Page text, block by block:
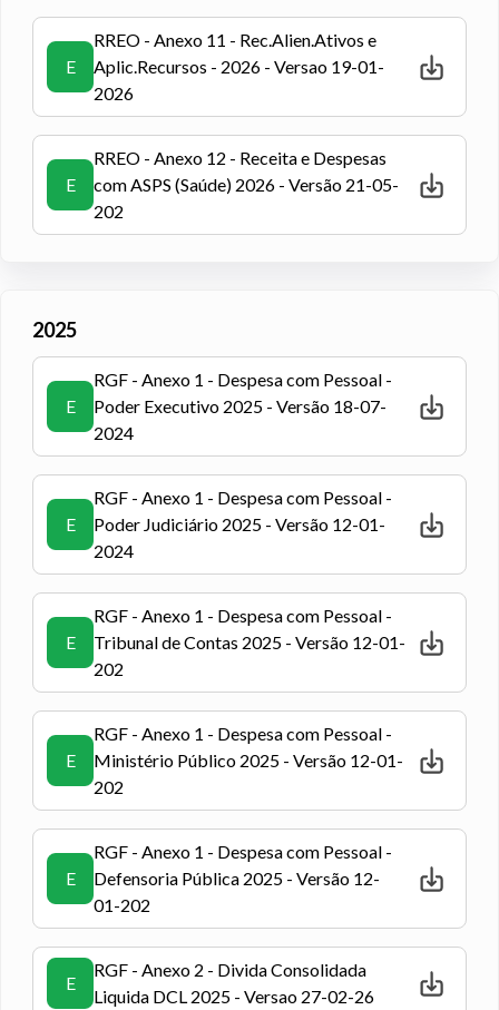
E
RREO - Anexo 11 - Rec.Alien.Ativos e
Aplic.Recursos - 2026 - Versao 19-01-
2026
E
RREO - Anexo 12 - Receita e Despesas
com ASPS (Saúde) 2026 - Versão 21-05-
202
2025
E
RGF - Anexo 1 - Despesa com Pessoal -
Poder Executivo 2025 - Versão 18-07-
2024
E
RGF - Anexo 1 - Despesa com Pessoal -
Poder Judiciário 2025 - Versão 12-01-
2024
E
RGF - Anexo 1 - Despesa com Pessoal -
Tribunal de Contas 2025 - Versão 12-01-
202
E
RGF - Anexo 1 - Despesa com Pessoal -
Ministério Público 2025 - Versão 12-01-
202
E
RGF - Anexo 1 - Despesa com Pessoal -
Defensoria Pública 2025 - Versão 12-
01-202
E
RGF - Anexo 2 - Divida Consolidada
Liquida DCL 2025 - Versao 27-02-26